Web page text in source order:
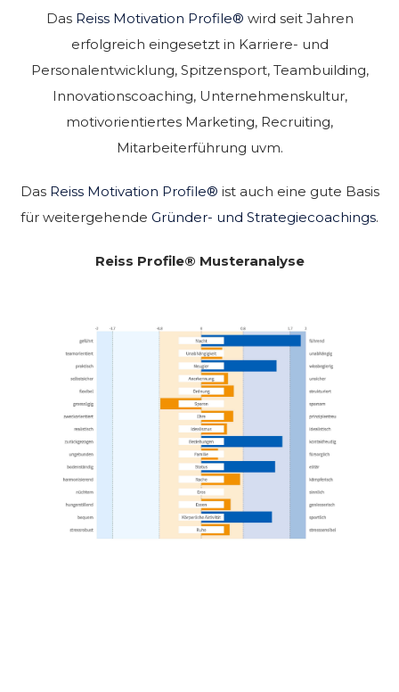
Das Reiss Motivation Profile® wird seit Jahren
erfolgreich eingesetzt in Karriere- und
Personalentwicklung, Spitzensport, Teambuilding,
Innovationscoaching, Unternehmenskultur,
motivorientiertes Marketing, Recruiting,
Mitarbeiterführung uvm.
Das Reiss Motivation Profile® ist auch eine gute Basis
für weitergehende Gründer- und Strategiecoachings.
Reiss Profile® Musteranalyse